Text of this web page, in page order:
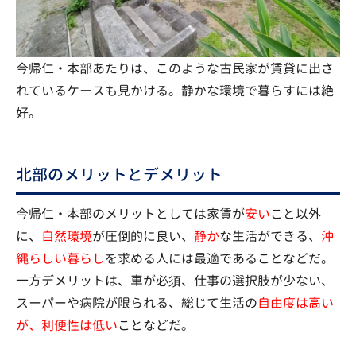
今帰仁・本部あたりは、このような古民家が賃貸に出さ
れているケースも見かける。静かな環境で暮らすには絶
好。
北部のメリットとデメリット
今帰仁・本部のメリットとしては家賃が安いこと以外
に、 自然環境が圧倒的に良い、 静かな生活ができる、 沖
縄らしい暮らしを求める人には最適であることなどだ。
一方デメリットは、車が必須、仕事の選択肢が少ない、
スーパーや病院が限られる、総じて生活の自由度は高い
が、利便性は低いことなどだ。